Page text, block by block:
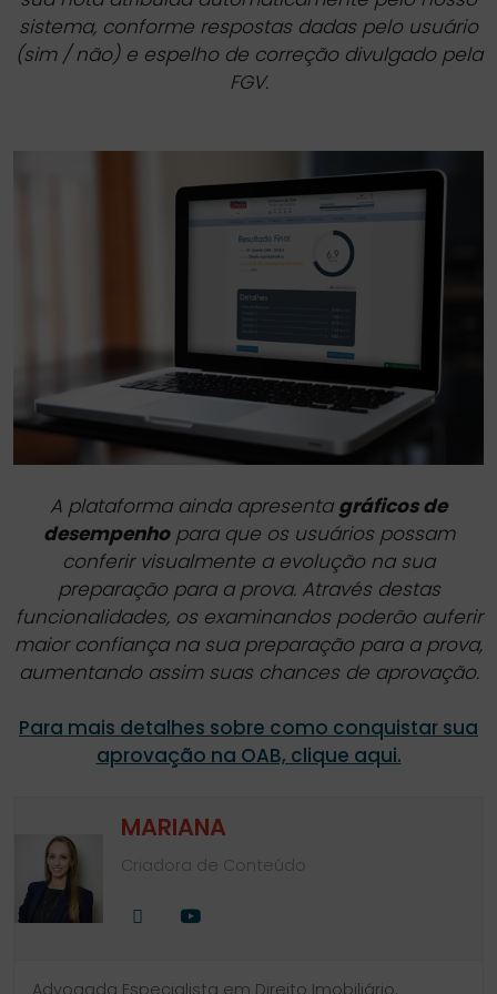
sistema, conforme respostas dadas pelo usuário
(sim / não) e espelho de correção divulgado pela
FGV.
A plataforma ainda apresenta gráficos de
desempenhopara que os usuários possam
conferir visualmente a evolução na sua
preparação para a prova. Através destas
funcionalidades, os examinandos poderão auferir
maior confiança na sua preparação para a prova,
aumentando assim suas chances de aprovação.
Para mais detalhes sobre como conquistar sua
aprovação na OAB, clique aqui.
MARIANA
Criadora de Conteúdo
Youtube
Advogada Especialista em Direito Imobiliário.